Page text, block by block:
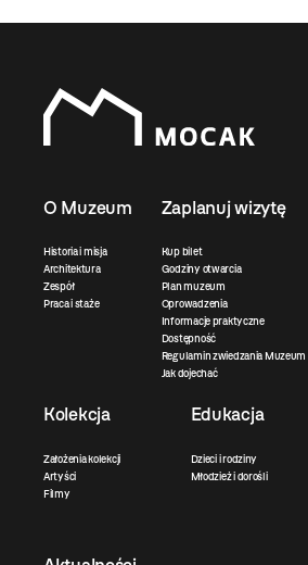
O Muzeum
Historia i misja
Architektura
Zespół
Praca i staże
Zaplanuj wizytę
Kup bilet
Godziny otwarcia
Plan muzeum
Oprowadzenia
Informacje praktyczne
Dostępność
Regulamin zwiedzania Muzeum
Jak dojechać
Kolekcja
Założenia kolekcji
Artyści
Filmy
Edukacja
Dzieci i rodziny
Młodzież i dorośli